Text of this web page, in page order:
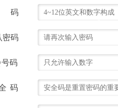
码
密码
号码
码